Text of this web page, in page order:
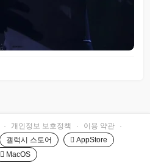
· 개인정보 보호정책 · 이용 약관
·
갤럭시 스토어
 AppStore
 MacOS